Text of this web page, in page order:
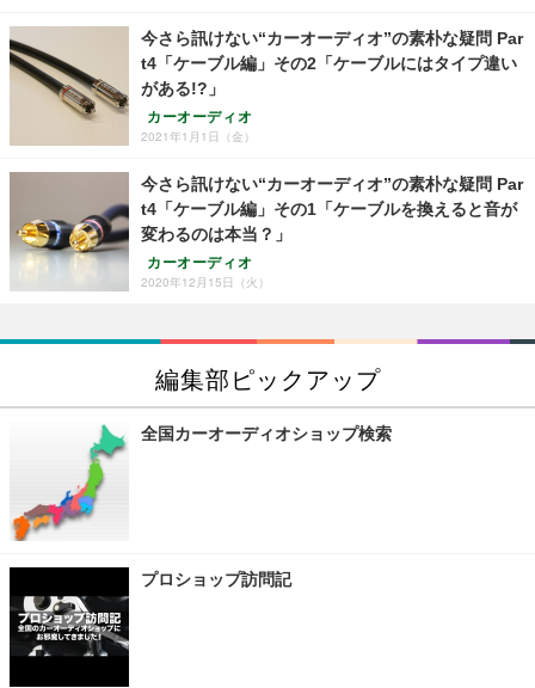
今さら訊けない“カーオーディオ”の素朴な疑問 Par
t4「ケーブル編」その2「ケーブルにはタイプ違い
がある!?」
カーオーディオ
2021年1月1日（金）
今さら訊けない“カーオーディオ”の素朴な疑問 Par
t4「ケーブル編」その1「ケーブルを換えると音が
変わるのは本当？」
カーオーディオ
2020年12月15日（火）
編集部ピックアップ
全国カーオーディオショップ検索
プロショップ訪問記